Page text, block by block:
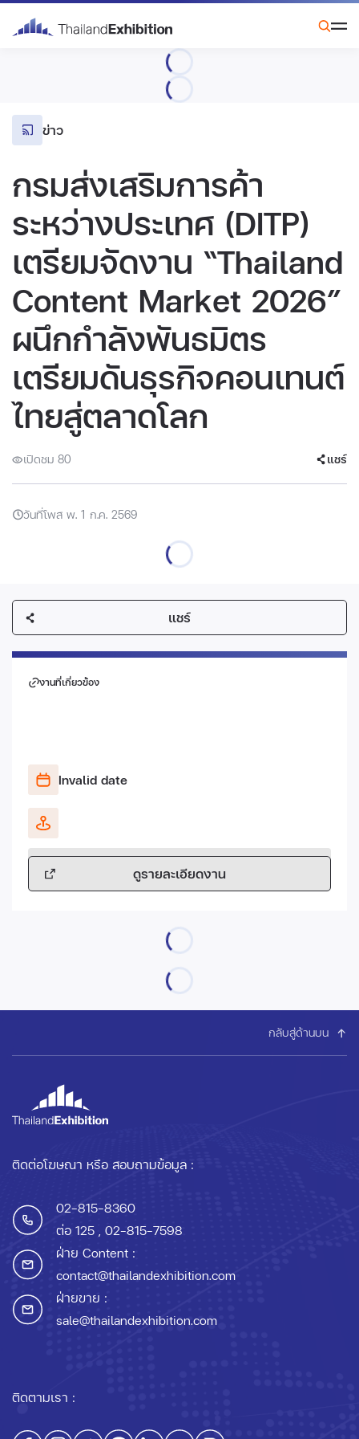
ข่าว
กรมส่งเสริมการค้า
ระหว่างประเทศ (DITP)
เตรียมจัดงาน “Thailand
Content Market 2026”
ผนึกกำลังพันธมิตร
เตรียมดันธุรกิจคอนเทนต์
ไทยสู่ตลาดโลก
เปิดชม 80 แชร์
วันที่โพส พ. 1 ก.ค. 2569
แชร์
งานที่เกี่ยวข้อง
Invalid date
ดูรายละเอียดงาน
กลับสู่ด้านบน
ติดต่อโฆษณา หรือ สอบถามข้อมูล :
02-815-8360
ต่อ 125 , 02-815-7598
ฝ่าย Content :
contact@thailandexhibition.com
ฝ่ายขาย :
sale@thailandexhibition.com
ติดตามเรา :